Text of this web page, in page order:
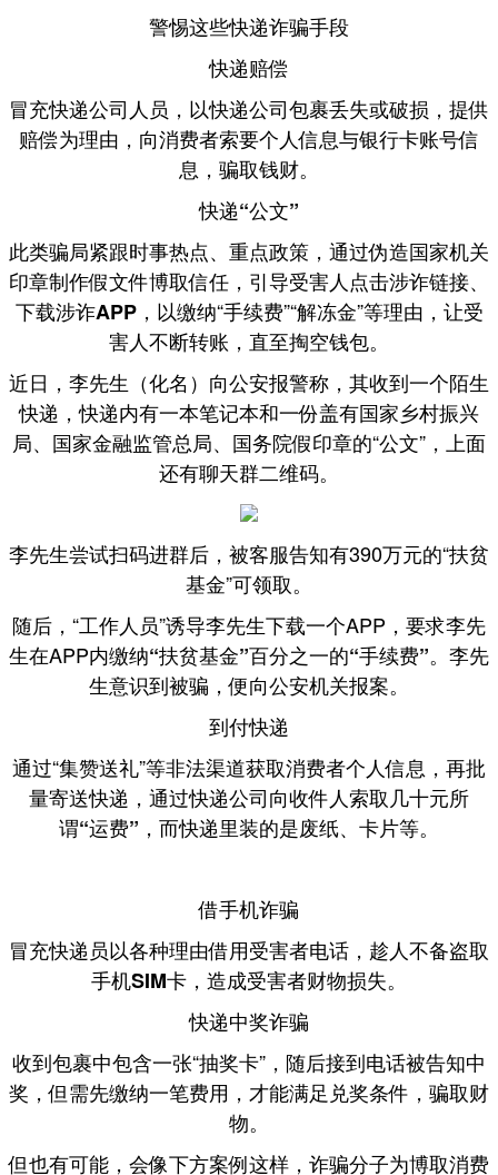
警惕这些快递诈骗手段
快递赔偿
冒充快递公司人员，以快递公司包裹丢失或破损，提供
赔偿为理由 ，向消费者索要个人信息与银行卡账号信
息，骗取钱财。
快递“公文”
此类骗局紧跟时事热点、重点政策，通过伪造国家机关
印章制作假文件博取信任， 引导受害人点击涉诈链接、
下载涉诈APP，以缴纳“手续费”“解冻金”等理由，让受
害人不断转账，直至掏空钱包。
近日，李先生（化名）向公安报警称，其收到一个陌生
快递 ，快递内有一本笔记本和一份盖有国家乡村振兴
局、国家金融监管总局、国务院假印章的“公文”， 上面
还有聊天群二维码。
李先生尝试扫码进群后，被客服告知有390万元的“扶贫
基金”可领取。
随后，“工作人员”诱导李先生下载一个APP，要求李先
生在APP内缴纳“扶贫基金”百分之一的“手续费”。李先
生意识到被骗，便向公安机关报案。
到付快递
通过“集赞送礼”等非法渠道获取消费者个人信息，再批
量寄送快递，通过快递公司向收件人索取几十元所
谓“运费” ，而快递里装的是废纸、卡片等。
借手机诈骗
冒充快递员以各种理由借用受害者电话，趁人不备盗取
手机SIM卡 ，造成受害者财物损失。
快递中奖诈骗
收到包裹中包含一张“抽奖卡”，随后接到电话被告知中
奖，但需先缴纳一笔费用，才能满足兑奖条件 ，骗取财
物。
但也有可能，会像下方案例这样，诈骗分子为博取消费